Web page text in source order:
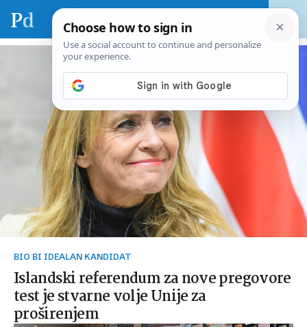
BIO BI IDEALAN KANDIDAT
Islandski referendum za nove pregovore
test je stvarne volje Unije za
proširenjem